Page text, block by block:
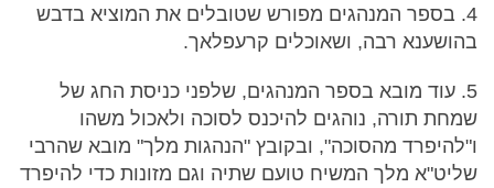
4. בספר המנהגים מפורש שטובלים את המוציא בדבש
בהושענא רבה, ושאוכלים קרעפלאך.
5. עוד מובא בספר המנהגים, שלפני כניסת החג של
שמחת תורה, נוהגים להיכנס לסוכה ולאכול משהו
ו"להיפרד מהסוכה", ובקובץ "הנהגות מלך" מובא שהרבי
שליט"א מלך המשיח טועם שתיה וגם מזונות כדי להיפרד